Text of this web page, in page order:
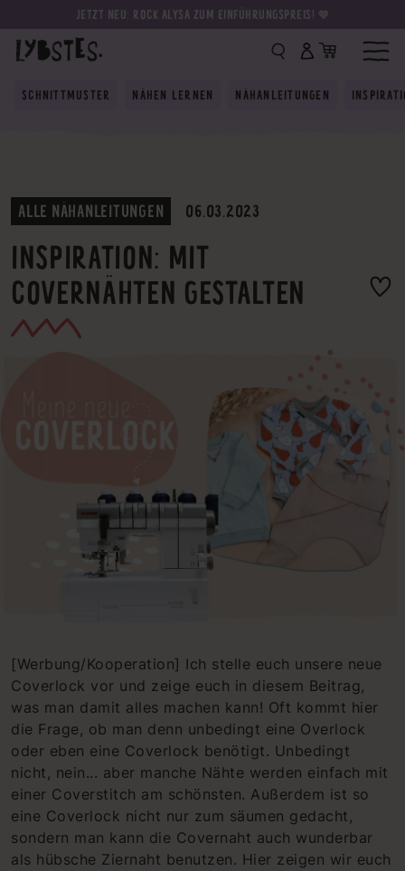
JETZT NEU: ROCK ALYSA ZUM EINFÜHRUNGSPREIS! 💛
SCHNITTMUSTER NÄHEN LERNEN NÄHANLEITUNGEN
ALLE NÄHANLEITUNGEN 06.03.2023
INSPIRATION: MIT
COVERNÄHTEN GESTALTEN
[Werbung/Kooperation] Ich stelle euch unsere neue
Coverlock vor und zeige euch in diesem Beitrag,
was man damit alles machen kann! Oft kommt hier
die Frage, ob man denn unbedingt eine Overlock
oder eben eine Coverlock benötigt. Unbedingt
nicht, nein... aber manche Nähte werden einfach mit
einer Coverstitch am schönsten. Außerdem ist so
eine Coverlock nicht nur zum säumen gedacht,
sondern man kann die Covernaht auch wunderbar
als hübsche Ziernaht benutzen. Hier zeigen wir euch